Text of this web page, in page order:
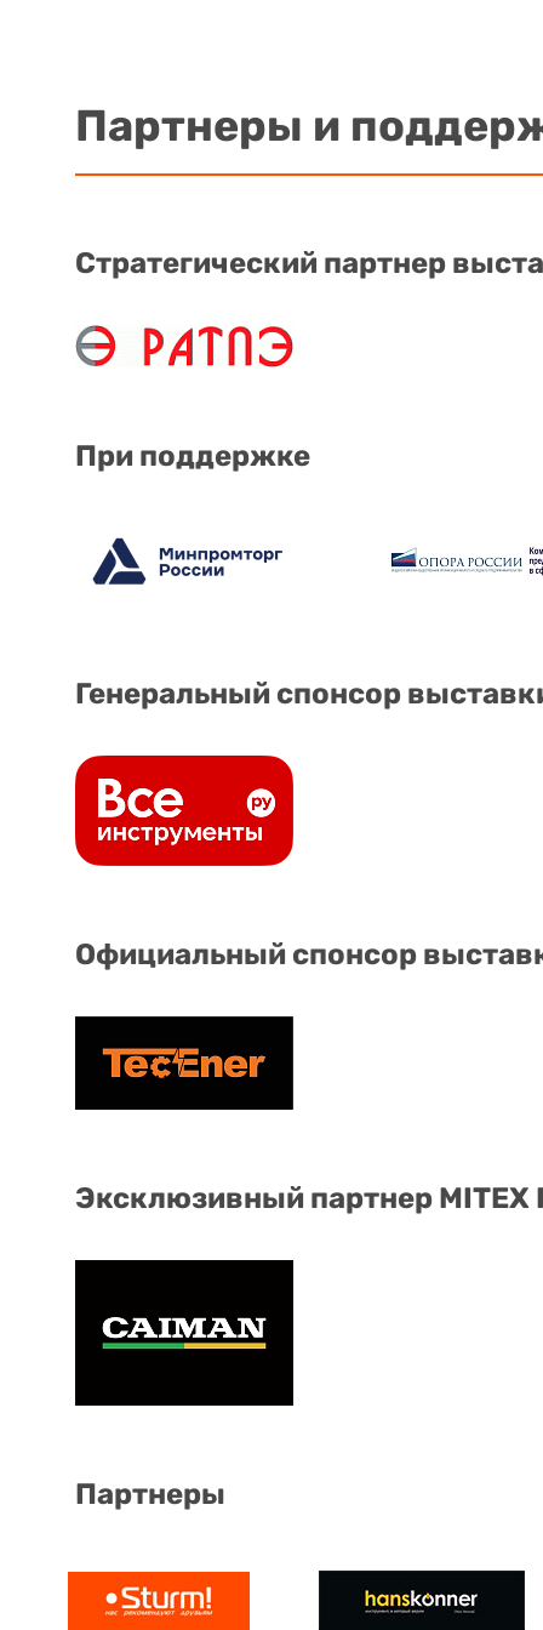
Партнеры и
Стратегический партнер
При поддержке
Генеральный спонсор
Официальный спонсор
Эксклюзивный партнер
Партнеры